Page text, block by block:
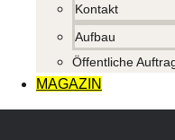
Kontakt
Aufbau
Öffentliche
MAGAZIN